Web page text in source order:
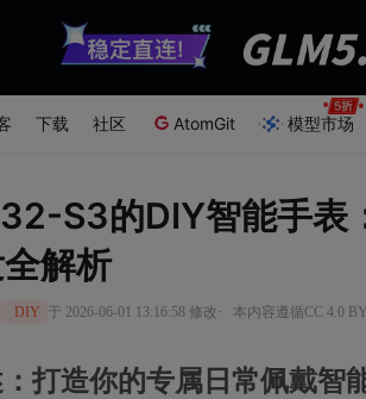
下载 社区 AtomGit 模型市场
S3的DIY智能手表
解析
DIY 于 2026-06-01 13:16:58 修改 · 本内容遵循CC 4.0
打造你的专属日常佩戴智